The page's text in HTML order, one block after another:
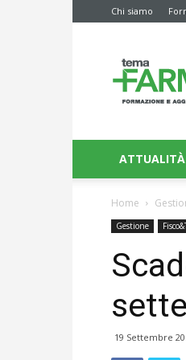
Chi siamo
News
ATTUALITÀ
Home
Gestione
19 Settembre